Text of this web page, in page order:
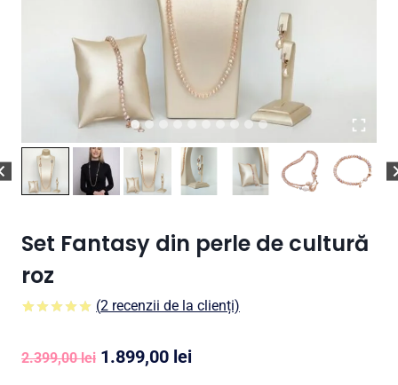
Set Fantasy din perle de cultură
roz
evaluări ale
clienților
(2 recenzii de la clienți)
2.399,00lei Prețul
1.899,00 leiPrețul